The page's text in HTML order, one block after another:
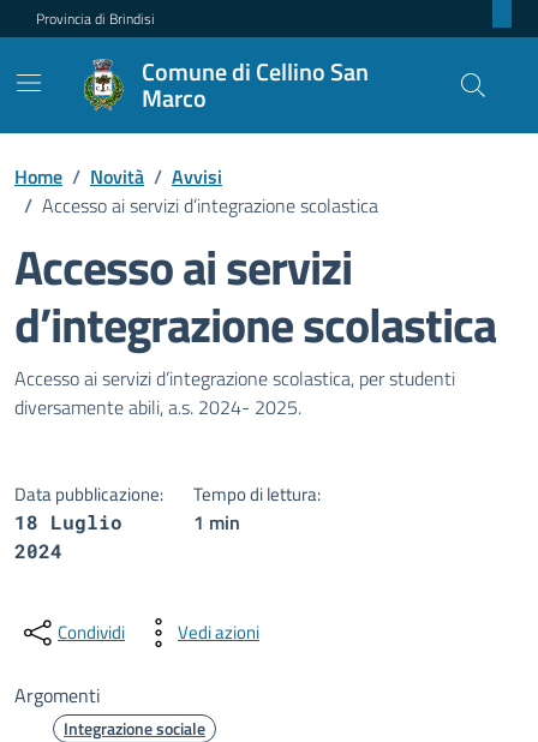
Provincia di Brindisi
Comune di Cellino San
Marco
Home / Novità / Avvisi
/ Accesso ai servizi d’integrazione scolastica
Accesso ai servizi
d’integrazione scolastica
Dettagli della notizia
Accesso ai servizi d’integrazione scolastica, per studenti
diversamente abili, a.s. 2024- 2025.
Data pubblicazione:
18 Luglio
2024
Tempo di lettura:
1 min
Condividi Vedi azioni
Argomenti
Integrazione sociale